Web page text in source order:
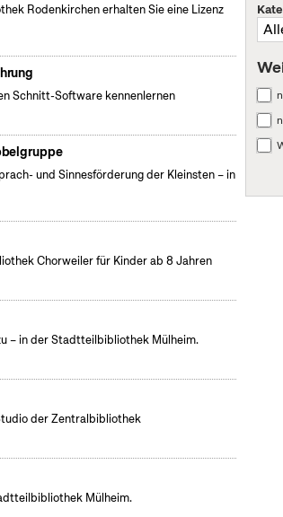
Rodenkirchen erhalten Sie eine Lizenz
Schnitt-Software kennenlernen
und Sinnesförderung der Kleinsten – in
Chorweiler für Kinder ab 8 Jahren
– in der Stadtteilbibliothek Mülheim.
der Zentralbibliothek
Mülheim.